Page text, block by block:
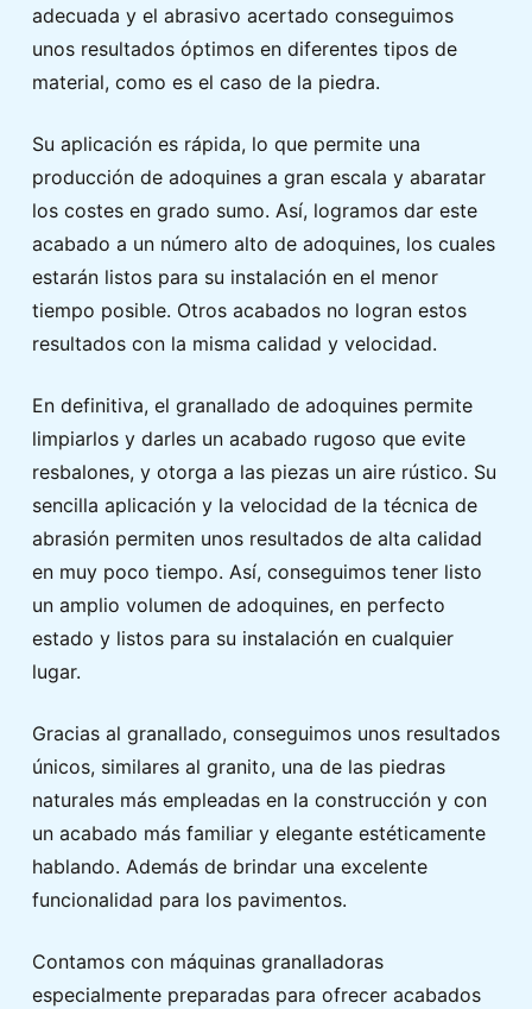
adecuada y el abrasivo acertado conseguimos
unos resultados óptimos en diferentes tipos de
material, como es el caso de la piedra.
Su aplicación es rápida, lo que permite una
producción de adoquines a gran escala y abaratar
los costes en grado sumo. Así, logramos dar este
acabado a un número alto de adoquines, los cuales
estarán listos para su instalación en el menor
tiempo posible. Otros acabados no logran estos
resultados con la misma calidad y velocidad.
En definitiva, el granallado de adoquines permite
limpiarlos y darles un acabado rugoso que evite
resbalones, y otorga a las piezas un aire rústico. Su
sencilla aplicación y la velocidad de la técnica de
abrasión permiten unos resultados de alta calidad
en muy poco tiempo. Así, conseguimos tener listo
un amplio volumen de adoquines, en perfecto
estado y listos para su instalación en cualquier
lugar.
Gracias al granallado, conseguimos unos resultados
únicos, similares al granito, una de las piedras
naturales más empleadas en la construcción y con
un acabado más familiar y elegante estéticamente
hablando. Además de brindar una excelente
funcionalidad para los pavimentos.
Contamos con máquinas granalladoras
especialmente preparadas para ofrecer acabados